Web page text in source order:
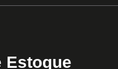
Estoque